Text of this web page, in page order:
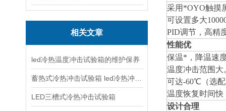
相关文章
led冷热温度冲击试验箱的维护保养
LED三槽式冷热冲击试验箱
采用*OYO触摸
可设置多大
PID调节，高精
性能优
保温*，降温速
温度冲击范围大
可达-60℃ （选
温度恢复时间快
设计合理